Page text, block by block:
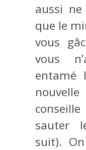
aussi
que le
vous
vous
entamé
sauter
suit).